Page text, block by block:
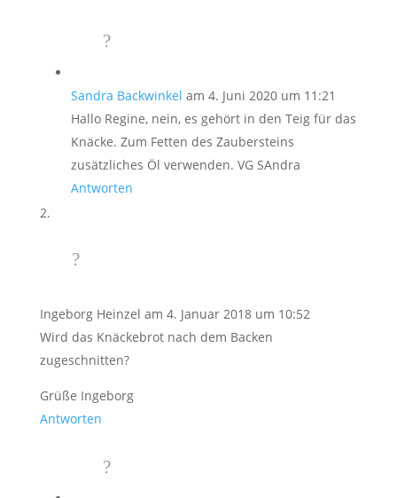
Sandra Backwinkel am 4. Juni 2020 um 11:21
Hallo Regine, nein, es gehört in den Teig für das
Knäcke. Zum Fetten des Zaubersteins
zusätzliches Öl verwenden. VG SAndra
Antworten
Ingeborg Heinzel am 4. Januar 2018 um 10:52
Wird das Knäckebrot nach dem Backen
zugeschnitten?
Grüße Ingeborg
Antworten